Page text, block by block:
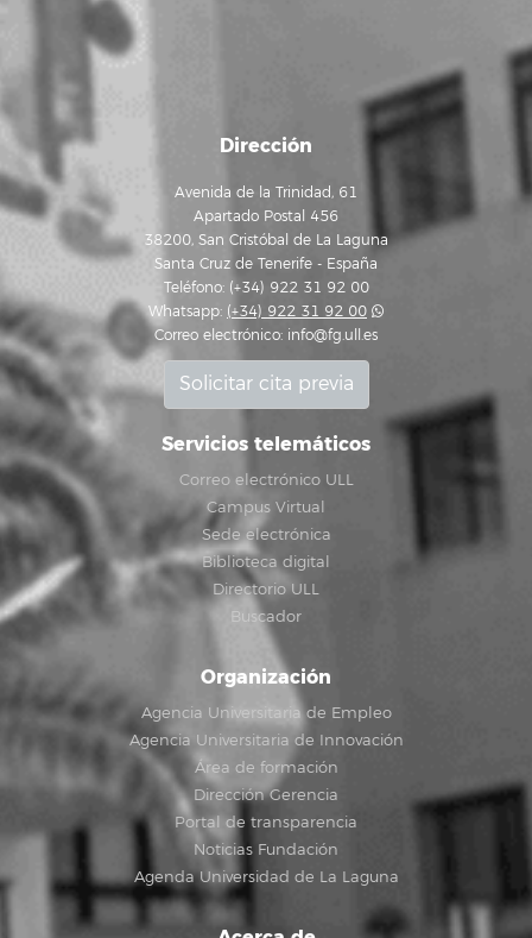
Dirección
Avenida de la Trinidad, 61
Apartado Postal 456
38200, San Cristóbal de La Laguna
Santa Cruz de Tenerife - España
Teléfono: (+34) 922 31 92 00
Whatsapp: (+34) 922 31 92 00
Correo electrónico: info@fg.ull.es
Solicitar cita previa
Servicios telemáticos
Correo electrónico ULL
Campus Virtual
Sede electrónica
Biblioteca digital
Directorio ULL
Buscador
Organización
Agencia Universitaria de Empleo
Agencia Universitaria de Innovación
Área de formación
Dirección Gerencia
Portal de transparencia
Noticias Fundación
Agenda Universidad de La Laguna